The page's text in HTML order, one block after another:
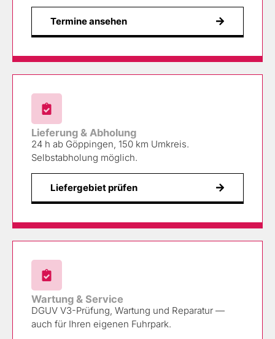
Termine ansehen
Lieferung & Abholung
24 h ab Göppingen, 150 km Umkreis.
Selbstabholung möglich.
Liefergebiet prüfen
Wartung & Service
DGUV V3-Prüfung, Wartung und Reparatur —
auch für Ihren eigenen Fuhrpark.